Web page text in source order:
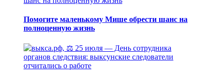
Помогите маленькому Мише обрести шанс на
полноценную жизнь